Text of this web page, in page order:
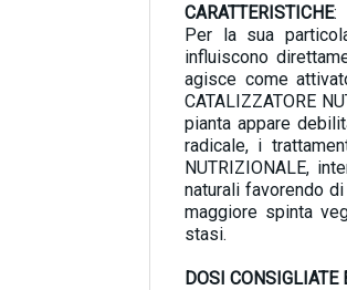
CARATTERISTICHE:
Per la sua
influiscono
agisce come
CATALIZZATORE
pianta appare
radicale, i
NUTRIZIONALE,
naturali favorendo
maggiore spinta
stasi.
DOSI CONSIGLIATE